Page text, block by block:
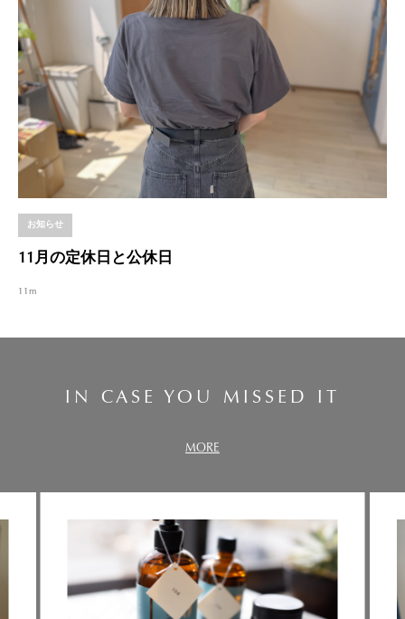
お知らせ
11月の定休日と公休日
11m
IN CASE YOU MISSED IT
MORE